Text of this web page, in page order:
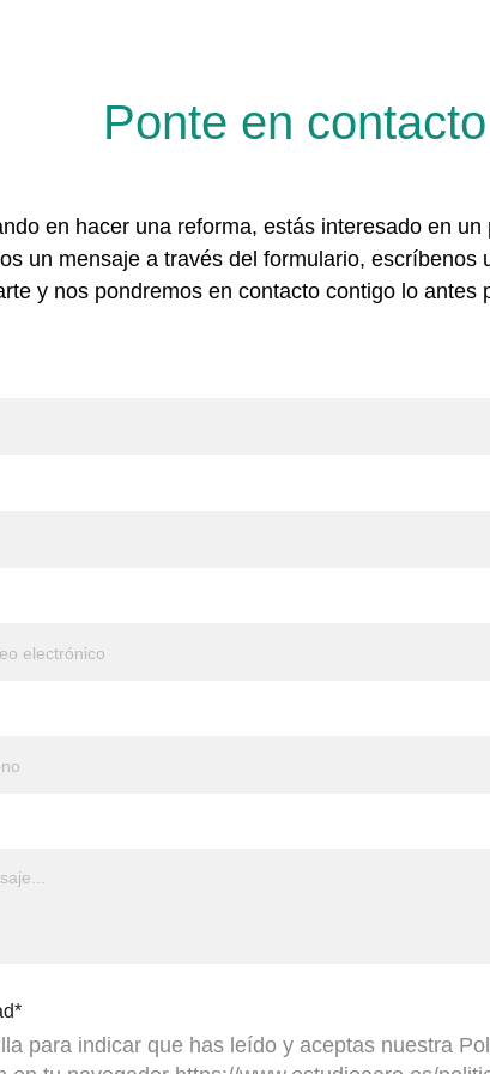
Ponte en
en hacer una reforma, estás interesado en
un mensaje a través del formulario,
y nos pondremos en contacto contigo lo antes
para indicar que has leído y aceptas nuestra